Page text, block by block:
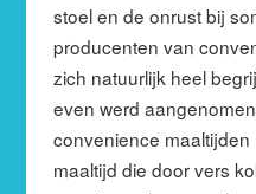
stoel en de onrust bij
producenten van
zich natuurlijk heel
even werd
convenience
maaltijd die door vers